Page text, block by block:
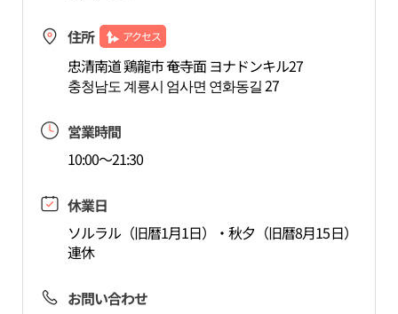
住所 アクセス
忠清南道 鶏龍市 奄寺面 ヨナドンキル27
충청남도 계룡시 엄사면 연화동길 27
営業時間
10:00～21:30
休業日
ソルラル（旧暦1月1日）・秋夕（旧暦8月15日）
連休
お問い合わせ